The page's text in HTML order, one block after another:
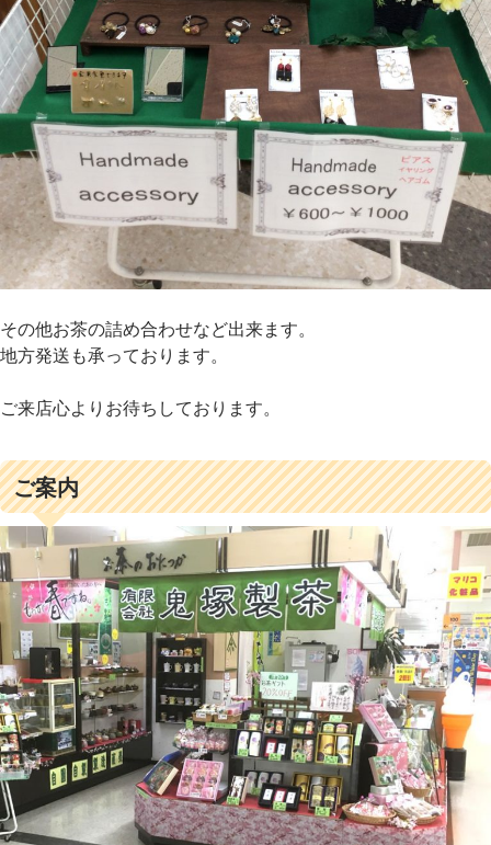
その他お茶の詰め合わせなど出来ます。
地方発送も承っております。
ご来店心よりお待ちしております。
ご案内